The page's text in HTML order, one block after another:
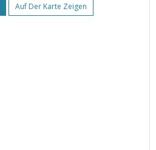
Auf Der Karte Zeigen